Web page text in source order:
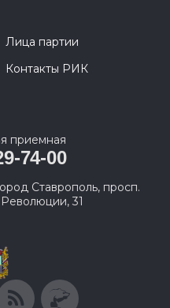
Лица партии
Контакты РИК
приемная
74-00
Ставрополь, просп.
31